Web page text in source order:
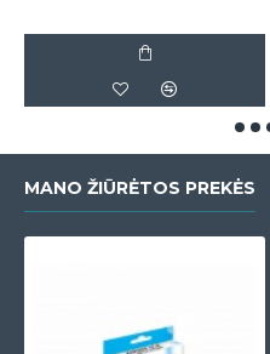
MANO ŽIŪRĖTOS PREKĖS